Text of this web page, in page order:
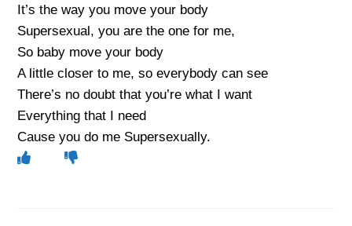
It’s the way you move your body
Supersexual, you are the one for me,
So baby move your body
A little closer to me, so everybody can see
There’s no doubt that you’re what I want
Everything that I need
Cause you do me Supersexually.